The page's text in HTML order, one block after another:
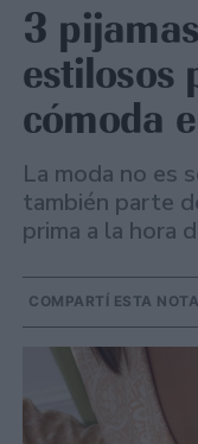
3
estilosos
cómoda
La moda no es
también parte
prima a la hora
COMPARTÍ ESTA NOTA